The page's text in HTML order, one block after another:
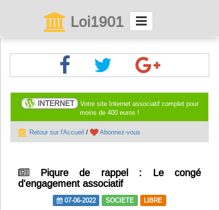
Loi1901
Abonnez-vous à LettrAsso
Menu général
ServiceAsso
Partager
VieAsso
INTERNET Votre site Internet associatif complet pour
moins de 400 euros !
Retour sur l'Accueil / Abonnez-vous
Piqure de rappel : Le congé
d'engagement associatif
07-06-2022 SOCIETE LIBRE